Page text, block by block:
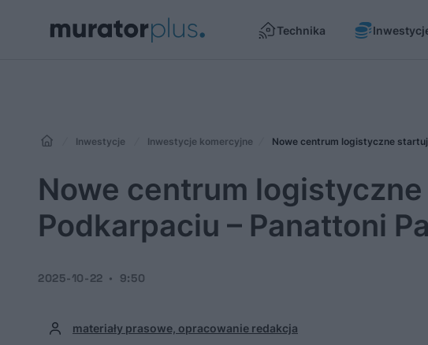
Technika
Inwestycje Inwestycje komercyjne Nowe centrum logistyczne
Nowe centrum
Podkarpaciu – Panattoni
materiały prasowe, opracowanie redakcja
2025-10-22 9:50